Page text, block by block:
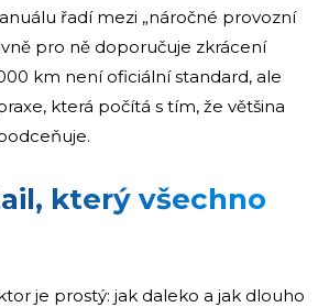
řadí mezi „náročné provozní
pro ně doporučuje zkrácení
km není oficiální standard, ale
která počítá s tím, že většina
který všechno
je prostý: jak daleko a jak dlouho